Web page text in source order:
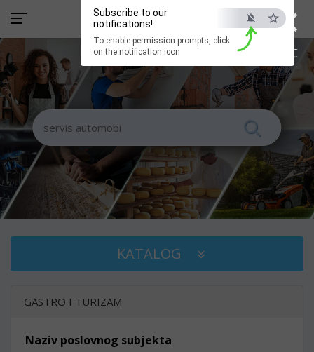
×
ESC
Subscribe to our
notifications!
To enable permission prompts, click
on the notification icon
KATALOG
GASTRO I TURIZAM
Naziv poslovnog subjekta